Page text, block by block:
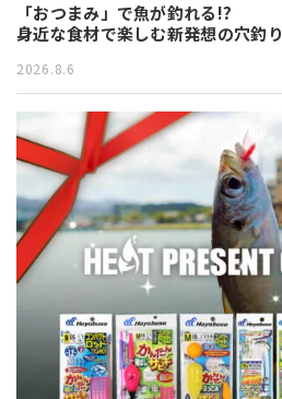
「おつまみ」で魚が釣れる!?
身近な食材で楽しむ新発想の穴釣り
2026.8.6